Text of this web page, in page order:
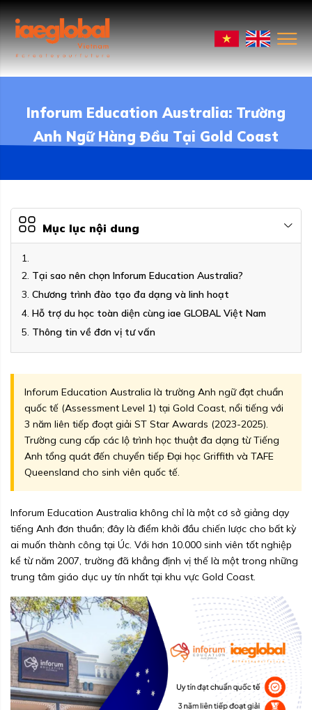
Inforum Education Australia: Trường
Anh Ngữ Hàng Đầu Tại Gold Coast
Mục lục nội dung
Tại sao nên chọn Inforum Education Australia?
Chương trình đào tạo đa dạng và linh hoạt
Hỗ trợ du học toàn diện cùng iae GLOBAL Việt Nam
Thông tin về đơn vị tư vấn
Inforum Education Australia là trường Anh ngữ đạt chuẩn
quốc tế (Assessment Level 1) tại Gold Coast, nổi tiếng với
3 năm liên tiếp đoạt giải ST Star Awards (2023-2025).
Trường cung cấp các lộ trình học thuật đa dạng từ Tiếng
Anh tổng quát đến chuyển tiếp Đại học Griffith và TAFE
Queensland cho sinh viên quốc tế.
Inforum Education Australia không chỉ là một cơ sở giảng dạy
tiếng Anh đơn thuần; đây là điểm khởi đầu chiến lược cho bất kỳ
ai muốn thành công tại Úc. Với hơn 10.000 sinh viên tốt nghiệp
kể từ năm 2007, trường đã khẳng định vị thế là một trong những
trung tâm giáo dục uy tín nhất tại khu vực Gold Coast.